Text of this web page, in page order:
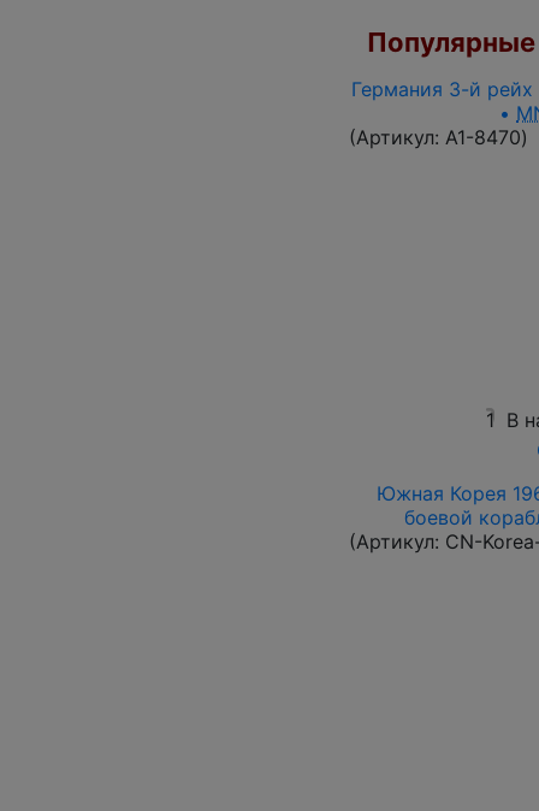
Германия 3-й рейх
•
(Артикул: A1-8470)
1 В
Южная Корея
боевой
(Артикул: CN-